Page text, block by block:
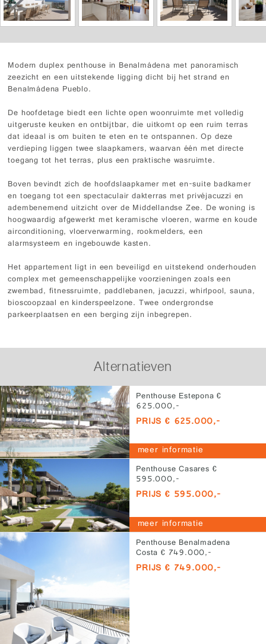
Modern duplex penthouse in Benalmádena met panoramisch
zeezicht en een uitstekende ligging dicht bij het strand en
Benalmádena Pueblo.
De hoofdetage biedt een lichte open woonruimte met volledig
uitgeruste keuken en ontbijtbar, die uitkomt op een ruim terras
dat ideaal is om buiten te eten en te ontspannen. Op deze
verdieping liggen twee slaapkamers, waarvan één met directe
toegang tot het terras, plus een praktische wasruimte.
Boven bevindt zich de hoofdslaapkamer met en-suite badkamer
en toegang tot een spectaculair dakterras met privéjacuzzi en
adembenemend uitzicht over de Middellandse Zee. De woning is
hoogwaardig afgewerkt met keramische vloeren, warme en koude
airconditioning, vloerverwarming, rookmelders, een
alarmsysteem en ingebouwde kasten.
Het appartement ligt in een beveiligd en uitstekend onderhouden
complex met gemeenschappelijke voorzieningen zoals een
zwembad, fitnessruimte, paddlebanen, jacuzzi, whirlpool, sauna,
bioscoopzaal en kinderspeelzone. Twee ondergrondse
parkeerplaatsen en een berging zijn inbegrepen.
Alternatieven
Penthouse Estepona €
625.000,-
PRIJS € 625.000,-
meer informatie
Penthouse Casares €
595.000,-
PRIJS € 595.000,-
meer informatie
Penthouse Benalmadena
Costa € 749.000,-
PRIJS € 749.000,-